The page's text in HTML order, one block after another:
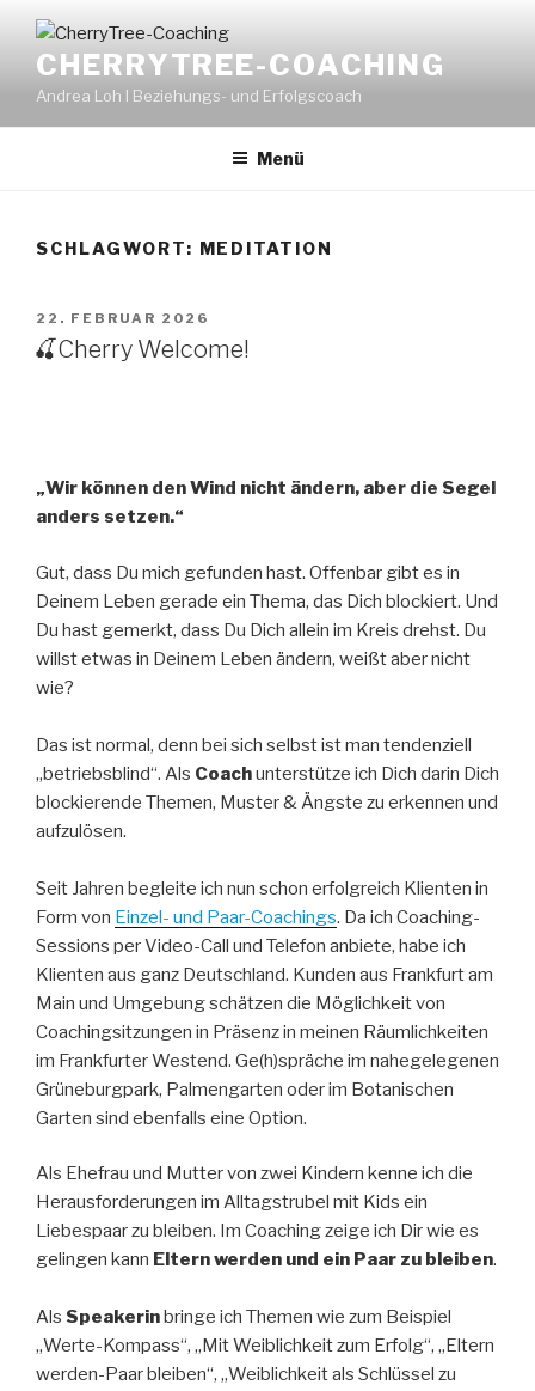
Inhalt
springenCHERRYTREE-COACHING
Andrea Loh I Beziehungs- und Erfolgscoach
Menü
SCHLAGWORT: MEDITATION
VERÖFFENTLICHT
AM
22. FEBRUAR 2026
🍒Cherry Welcome!
„Wir können den Wind nicht ändern, aber die Segel
anders setzen.“
Gut, dass Du mich gefunden hast. Offenbar gibt es in
Deinem Leben gerade ein Thema, das Dich blockiert. Und
Du hast gemerkt, dass Du Dich allein im Kreis drehst. Du
willst etwas in Deinem Leben ändern, weißt aber nicht
wie?
Das ist normal, denn bei sich selbst ist man tendenziell
„betriebsblind“. Als Coachunterstütze ich Dich darin Dich
blockierende Themen, Muster & Ängste zu erkennen und
aufzulösen.
Seit Jahren begleite ich nun schon erfolgreich Klienten in
Form von Einzel- und Paar-Coachings. Da ich Coaching-
Sessions per Video-Call und Telefon anbiete, habe ich
Klienten aus ganz Deutschland. Kunden aus Frankfurt am
Main und Umgebung schätzen die Möglichkeit von
Coachingsitzungen in Präsenz in meinen Räumlichkeiten
im Frankfurter Westend. Ge(h)spräche im nahegelegenen
Grüneburgpark, Palmengarten oder im Botanischen
Garten sind ebenfalls eine Option.
Als Ehefrau und Mutter von zwei Kindern kenne ich die
Herausforderungen im Alltagstrubel mit Kids ein
Liebespaar zu bleiben. Im Coaching zeige ich Dir wie es
gelingen kann Eltern werden und ein Paar zu bleiben.
Als Speakerinbringe ich Themen wie zum Beispiel
„Werte-Kompass“, „Mit Weiblichkeit zum Erfolg“, „Eltern
werden-Paar bleiben“, „Weiblichkeit als Schlüssel zu